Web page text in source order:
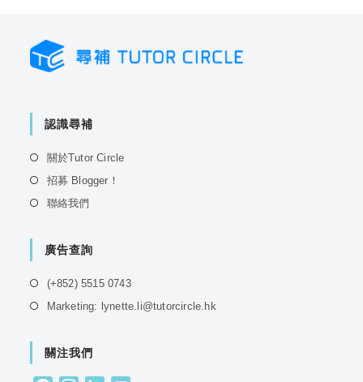
認識尋補
關於Tutor CircleOpens
招募 Blogger！
聯絡我們
new
廣告查詢
(+852) 5515 0743Opens
Marketing: lynette.li@tutorcircle.hkOpens
關注我們